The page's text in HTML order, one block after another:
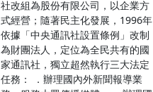
社改組為股份有限公司，以企業方
式經營；隨著民主化發展，1996年
依據「中央通訊社設置條例」改制
為財團法人，定位為全民共有的國
家通訊社，獨立超然執行三大法定
任務： ．辦理國內外新聞報導業